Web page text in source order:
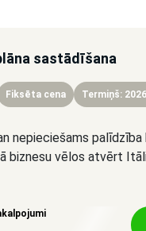
sastādīšana
Fiksēta cena Termiņš:
nepieciešams palīdzība
biznesu vēlos atvērt